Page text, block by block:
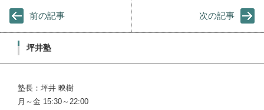
前の記事 次の記事
坪井塾
塾長：坪井 映樹
月～金 15:30～22:00